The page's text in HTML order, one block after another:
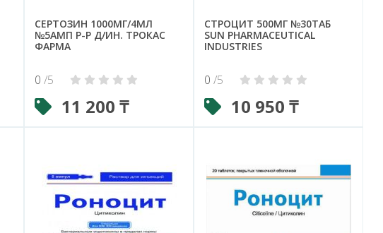
СЕРТОЗИН 1000МГ/4МЛ
№5АМП Р-Р Д/ИН. ТРОКАС
ФАРМА
0 /5
11 200 ₸
СТРОЦИТ 500МГ №30ТАБ
SUN PHARMACEUTICAL
INDUSTRIES
0 /5
10 950 ₸